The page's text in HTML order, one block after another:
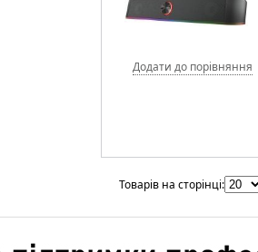
Додати до порівняння
Товарів на сторінці: